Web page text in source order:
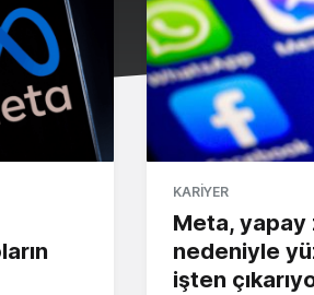
KARIYER
Meta, yapay
nedeniyle
işten